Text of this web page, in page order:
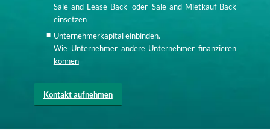
Sale-and-Lease-Back oder Sale-and-Mietkauf-Back
einsetzen
Unternehmerkapital einbinden.
Wie Unternehmer andere Unternehmer finanzieren
können
Kontakt aufnehmen